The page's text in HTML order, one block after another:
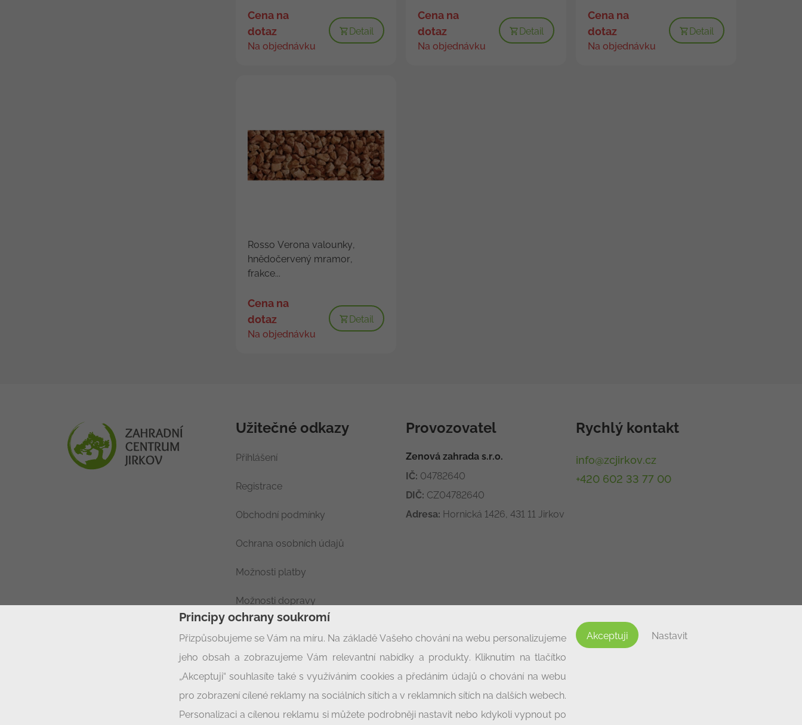
Cena na
dotaz
Na objednávku
Detail
Cena na
dotaz
Na objednávku
Detail
Cena na
dotaz
Na objednávku
Detail
Rosso Verona valounky,
hnědočervený mramor,
frakce...
Cena na
dotaz
Na objednávku
Detail
Užitečné odkazy
Přihlášení
Registrace
Obchodní podmínky
Ochrana osobních údajů
Možnosti platby
Možnosti dopravy
Provozovatel
Zenová zahrada s.r.o.
IČ: 04782640
DIČ: CZ04782640
Adresa: Hornická 1426, 431 11 Jirkov
Rychlý kontakt
info@zcjirkov.cz
+420 602 33 77 00
Principy ochrany soukromí
Přizpůsobujeme se Vám na míru. Na základě Vašeho chování na webu personalizujeme
jeho obsah a zobrazujeme Vám relevantní nabídky a produkty. Kliknutím na tlačítko
„Akceptuji“ souhlasíte také s využíváním cookies a předáním údajů o chování na webu
pro zobrazení cílené reklamy na sociálních sítích a v reklamních sítích na dalších webech.
Personalizaci a cílenou reklamu si můžete podrobněji nastavit nebo kdykoli vypnout po
Akceptuji Nastavit